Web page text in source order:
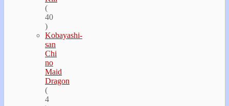
(
40
)
Kobayashi-
san
Chi
no
Maid
Dragon
(
4